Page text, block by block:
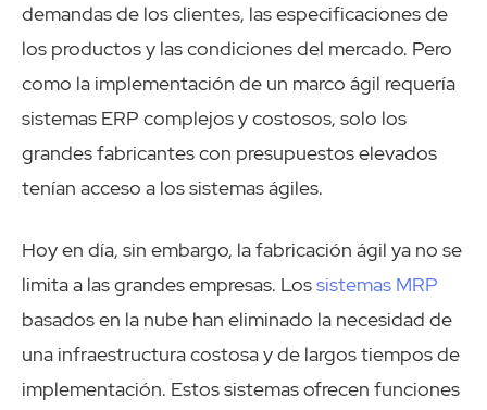
demandas de los clientes, las especificaciones de
los productos y las condiciones del mercado. Pero
como la implementación de un marco ágil requería
sistemas ERP complejos y costosos, solo los
grandes fabricantes con presupuestos elevados
tenían acceso a los sistemas ágiles.
Hoy en día, sin embargo, la fabricación ágil ya no se
limita a las grandes empresas. Lossistemas MRP
basados en la nube han eliminado la necesidad de
una infraestructura costosa y de largos tiempos de
implementación. Estos sistemas ofrecen funciones